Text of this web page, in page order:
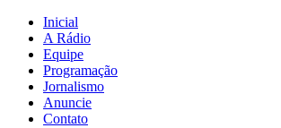
Inicial
A Rádio
Equipe
Programação
Jornalismo
Anuncie
Contato